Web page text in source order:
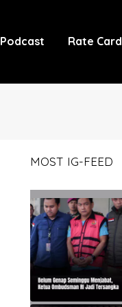
Podcast Rate Card
MOST IG-FEED